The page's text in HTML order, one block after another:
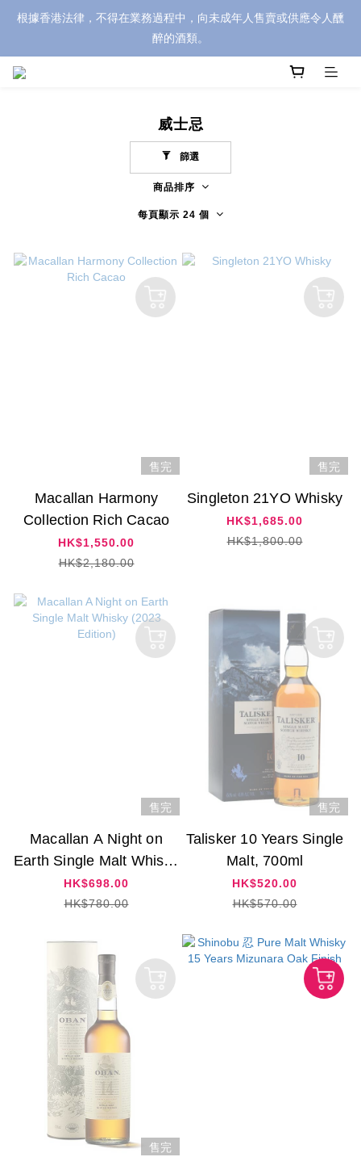
根據香港法律，不得在業務過程中，向未成年人售賣或供應令人醺
醉的酒類。
威士忌
篩選
商品排序
每頁顯示 24 個
售完
Macallan Harmony
Collection Rich Cacao
HK$1,550.00
HK$2,180.00
售完
Singleton 21YO Whisky
HK$1,685.00
HK$1,800.00
售完
Macallan A Night on
Earth Single Malt Whisky
(2023 Edition)
HK$698.00
HK$780.00
售完
Talisker 10 Years Single
Malt, 700ml
HK$520.00
HK$570.00
售完